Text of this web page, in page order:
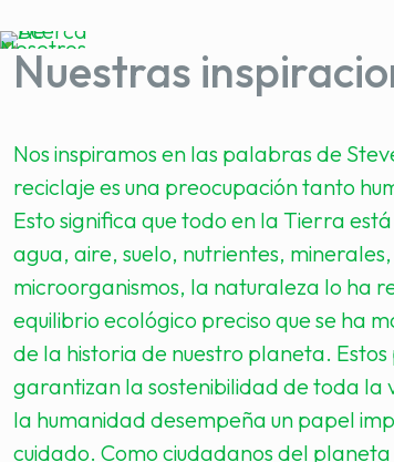
Nuestras
Nos inspiramos en las palabras de
reciclaje es una preocupación tanto
Esto significa que todo en la Tierra
agua, aire, suelo, nutrientes, minerales,
microorganismos, la naturaleza lo ha
equilibrio ecológico preciso que se ha
de la historia de nuestro planeta. Estos
garantizan la sostenibilidad de toda la
la humanidad desempeña un papel
cuidado. Como ciudadanos del